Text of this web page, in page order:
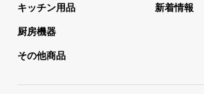
キッチン用品
厨房機器
その他商品
新着情報